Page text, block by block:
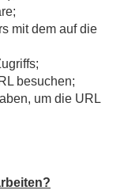
mit dem auf die
besuchen;
um die URL